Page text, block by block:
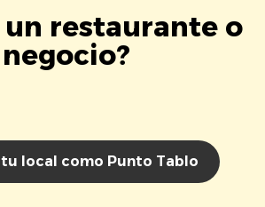
un restaurante o
negocio?
local como Punto Tablo